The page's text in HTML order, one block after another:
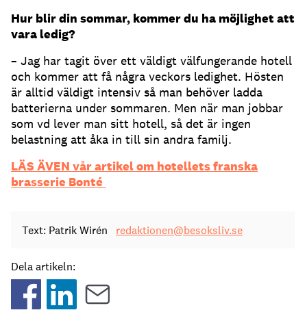
Hur blir din sommar, kommer du ha möjlighet att
vara ledig?
– Jag har tagit över ett väldigt välfungerande hotell
och kommer att få några veckors ledighet. Hösten
är alltid väldigt intensiv så man behöver ladda
batterierna under sommaren. Men när man jobbar
som vd lever man sitt hotell, så det är ingen
belastning att åka in till sin andra familj.
LÄS ÄVEN vår artikel om hotellets franska
brasserie Bonté
Text: Patrik Wirén redaktionen@besoksliv.se
Dela artikeln: